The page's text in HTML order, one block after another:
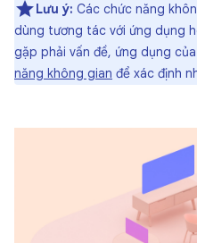
Lưu ý: Các chức năng
dùng tương tác với ứng dụng
gặp phải vấn đề, ứng dụng
năng không gian để xác định